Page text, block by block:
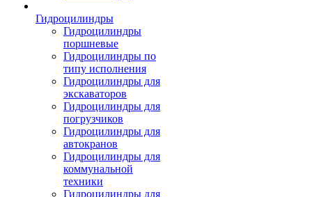
Гидроцилиндры
Гидроцилиндры
поршневые
Гидроцилиндры по
типу исполнения
Гидроцилиндры для
экскаваторов
Гидроцилиндры для
погрузчиков
Гидроцилиндры для
автокранов
Гидроцилиндры для
коммунальной
техники
Гидроцилиндры для